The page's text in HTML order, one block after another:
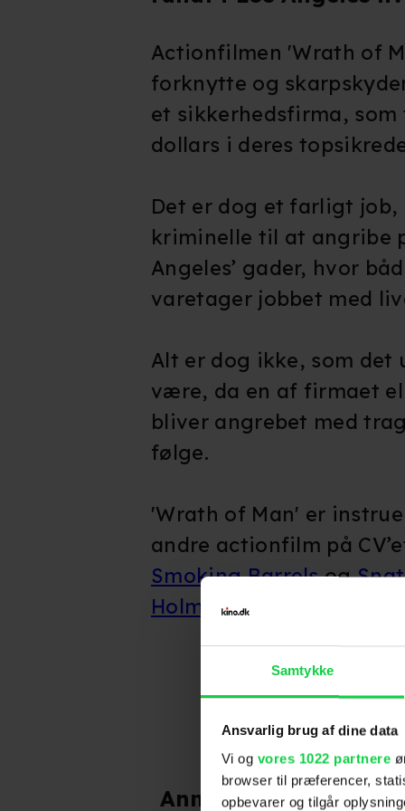
Samtykke
Ansvarlig brug af dine data
Vi og vores 1022 partnere
browser til præferencer,
opbevarer og tilgår
Anmeldelser fra
Actionfilmen 'Wrath of
forknytte og
et sikkerhedsfirma,
dollars i deres
Det er dog et farligt
kriminelle til at angribe
Angeles’ gader, hvor
varetager jobbet med
Alt er dog ikke, som
være, da en af firmaet
bliver angrebet med
følge.
'Wrath of Man' er
andre actionfilm på
Smoking Barrelsog
Holmesog